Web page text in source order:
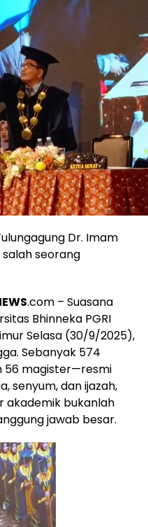
Dr. Imam
salah seorang
.com – Suasana
Bhinneka PGRI
Selasa (30/9/2025),
Sebanyak 574
56 magister—resmi
senyum, dan ijazah,
akademik bukanlah
jawab besar.